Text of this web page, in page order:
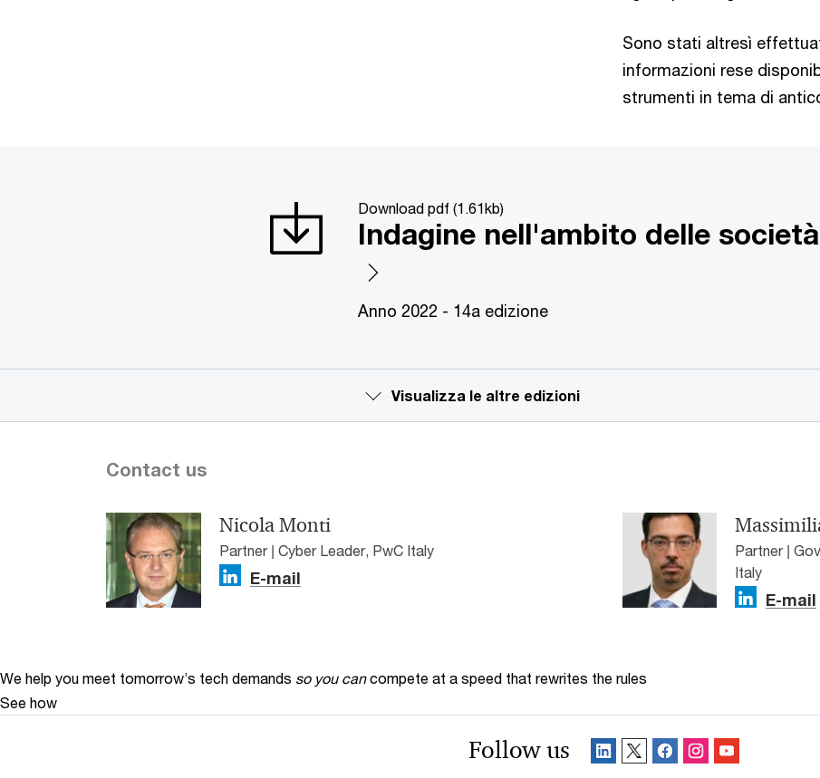
Sono stati altresì
informazioni rese
strumenti in tema di
Download pdf (1.61kb)
Indagine nell'ambito delle
Anno 2022 - 14a edizione
Visualizza le altre edizioni
Contact us
Nicola Monti
Partner | Cyber Leader, PwC Italy
E-mail
Partner |
Italy
E-mail
We help you meet tomorrow’s tech demands so you can compete at a speed that rewrites the rules
See how
Follow us